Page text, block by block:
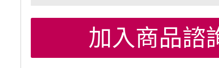
加入商品諮